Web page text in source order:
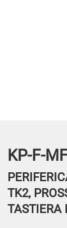
KP-F-
TK2,
TASTIERA